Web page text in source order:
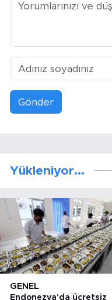
Gönder
Yükleniyor...
GENEL
Endonezya'da ücretsiz